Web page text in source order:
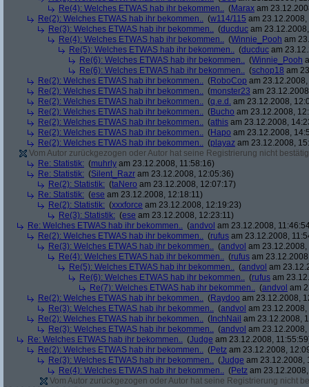
Re(4): Welches ETWAS hab ihr bekommen.. (Marax am
Re(2): Welches ETWAS hab ihr bekommen.. (w114/115 am 23.12.2008,
Re(3): Welches ETWAS hab ihr bekommen.. (ducduc am
Re(4): Welches ETWAS hab ihr bekommen.. (Winnie_Pooh am
Re(5): Welches ETWAS hab ihr bekommen.. (ducduc am
Re(6): Welches ETWAS hab ihr bekommen.. (Winnie_Pooh
Re(6): Welches ETWAS hab ihr bekommen.. (schop18 am
Re(2): Welches ETWAS hab ihr bekommen.. (RoboCop am
Re(2): Welches ETWAS hab ihr bekommen.. (monster23 am
Re(2): Welches ETWAS hab ihr bekommen.. (q.e.d. am 23.12.2008,
Re(2): Welches ETWAS hab ihr bekommen.. (Bucho am 23.12.2008,
Re(2): Welches ETWAS hab ihr bekommen.. (athis am 23.12.2008,
Re(2): Welches ETWAS hab ihr bekommen.. (Hapo am 23.12.2008,
Re(2): Welches ETWAS hab ihr bekommen.. (playaz am 23.12.2008,
Vom Autor zurückgezogen oder Autor hat seine Registrierung nicht
Re: Statistik: (muhrly am 23.12.2008, 11:58:16)
Re: Statistik: (Silent_Razr am 23.12.2008, 12:05:36)
Re(2): Statistik: (taNero am 23.12.2008, 12:07:17)
Re: Statistik: (ese am 23.12.2008, 12:18:11)
Re(2): Statistik: (xxxforce am 23.12.2008, 12:19:23)
Re(3): Statistik: (ese am 23.12.2008, 12:23:11)
Re: Welches ETWAS hab ihr bekommen.. (andvol am 23.12.2008,
Re(2): Welches ETWAS hab ihr bekommen.. (rufus am 23.12.2008,
Re(3): Welches ETWAS hab ihr bekommen.. (andvol am
Re(4): Welches ETWAS hab ihr bekommen.. (rufus am
Re(5): Welches ETWAS hab ihr bekommen.. (andvol am
Re(6): Welches ETWAS hab ihr bekommen.. (rufus am
Re(7): Welches ETWAS hab ihr bekommen.. (andvol am
Re(2): Welches ETWAS hab ihr bekommen.. (Raydoo am 23.12.2008,
Re(3): Welches ETWAS hab ihr bekommen.. (andvol am
Re(2): Welches ETWAS hab ihr bekommen.. ( InchNail am 23.12.2008,
Re(3): Welches ETWAS hab ihr bekommen.. (andvol am
Re: Welches ETWAS hab ihr bekommen.. (Judge am 23.12.2008,
Re(2): Welches ETWAS hab ihr bekommen.. (Petz am 23.12.2008,
Re(3): Welches ETWAS hab ihr bekommen.. (Judge am 23.12.2008,
Re(4): Welches ETWAS hab ihr bekommen.. (Petz am
Vom Autor zurückgezogen oder Autor hat seine Registrierung nicht